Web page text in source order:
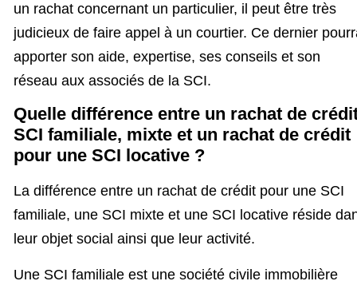
un rachat concernant un particulier, il peut être très
judicieux de faire appel à un courtier. Ce dernier
apporter son aide, expertise, ses conseils et son
réseau aux associés de la SCI.
Quelle différence entre un rachat de
SCI familiale, mixte et un rachat de crédit
pour une SCI locative ?
La différence entre un rachat de crédit pour une SCI
familiale, une SCI mixte et une SCI locative réside
leur objet social ainsi que leur activité.
Une SCI familiale est une société civile immobilière